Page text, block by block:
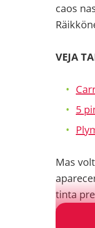
caos
VEJA
5
Mas
tinta